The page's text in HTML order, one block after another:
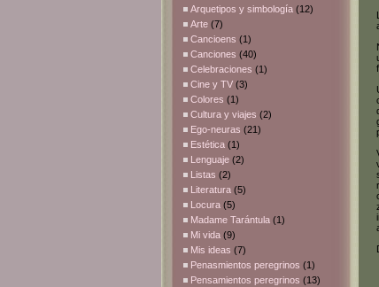
Arquetipos y simbología (12)
Arte (7)
Cancioens (1)
Canciones (40)
Celebraciones (1)
Cine y TV (3)
Colores (1)
Cultura y viajes (2)
Ego-neuras (21)
Estética (1)
Lenguaje (2)
Listas (2)
Literatura (5)
Locura (5)
Madame Tarántula (1)
Mi vida (9)
Mis ideas (7)
Penasmientos peregrinos (1)
Pensamientos peregrinos (13)